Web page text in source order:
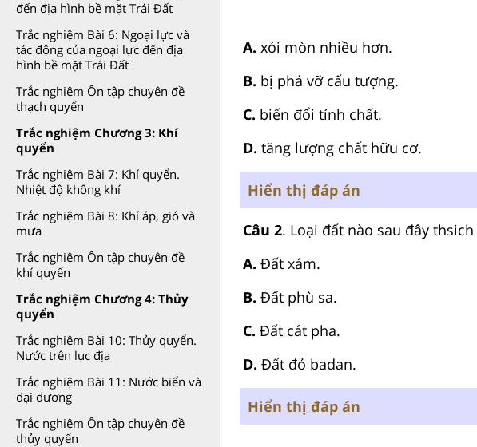
đến địa hình bề mặt Trái Đất
Trắc nghiệm Bài 6: Ngoại lực và
tác động của ngoại lực đến địa
hình bề mặt Trái Đất
Trắc nghiệm Ôn tập chuyên đề
thạch quyển
Trắc nghiệm Chương 3: Khí
quyển
Trắc nghiệm Bài 7: Khí quyển.
Nhiệt độ không khí
Trắc nghiệm Bài 8: Khí áp, gió và
mưa
Trắc nghiệm Ôn tập chuyên đề
khí quyển
Trắc nghiệm Chương 4: Thủy
quyển
Trắc nghiệm Bài 10: Thủy quyển.
Nước trên lục địa
Trắc nghiệm Bài 11: Nước biển và
đại dương
Trắc nghiệm Ôn tập chuyên đề
thủy quyển
A. xói mòn nhiều hơn.
B. bị phá vỡ cấu tượng.
C. biến đổi tính chất.
D. tăng lượng chất hữu cơ.
Hiển thị đáp án
Câu 2. Loại đất nào sau đây
A. Đất xám.
B. Đất phù sa.
C. Đất cát pha.
D. Đất đỏ badan.
Hiển thị đáp án